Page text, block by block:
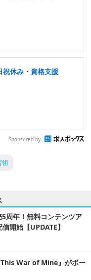
休み・資格支援
Sponsored by
術
周年！無料コンテンツア
開始【UPDATE】
War of Mine』がボー